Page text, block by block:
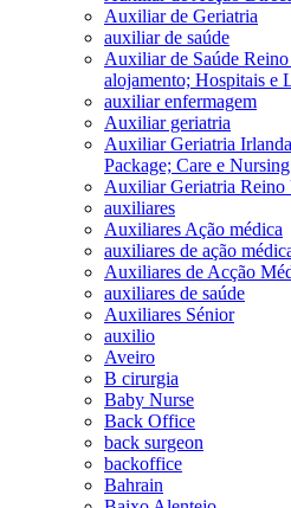
Auxiliar de Geriatria
auxiliar de saúde
Auxiliar de Saúde
alojamento; Hospitais e
auxiliar enfermagem
Auxiliar geriatria
Auxiliar Geriatria
Package; Care e
Auxiliar Geriatria Reino
auxiliares
Auxiliares Ação médica
auxiliares de ação
Auxiliares de Acção
auxiliares de saúde
Auxiliares Sénior
auxilio
Aveiro
B cirurgia
Baby Nurse
Back Office
back surgeon
backoffice
Bahrain